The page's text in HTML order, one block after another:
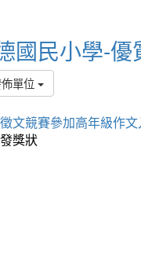
國民小學-優
單位
文競賽參加高年級作
獎狀